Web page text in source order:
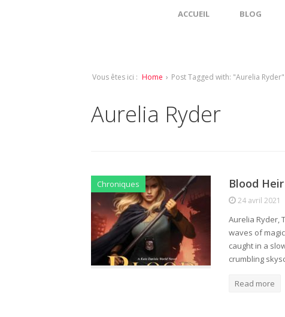
ACCUEIL BLOG
Vous êtes ici : Home › Post Tagged with: "Aurelia Ryder"
Aurelia Ryder
Chroniques Blood
24 avril 2021
Aurelia Ryder,
waves of
caught in a
crumbling
Read more